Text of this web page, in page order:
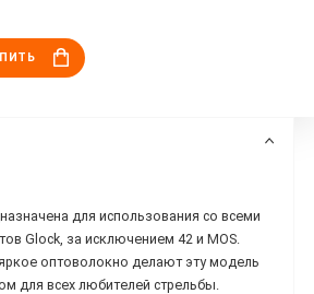
для использования со всеми
Glock, за исключением 42 и MOS.
оптоволокно делают эту модель
для всех любителей стрельбы.